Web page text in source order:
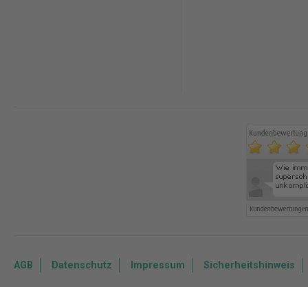
AGB Datenschutz Impressum Sicherheitshinweis